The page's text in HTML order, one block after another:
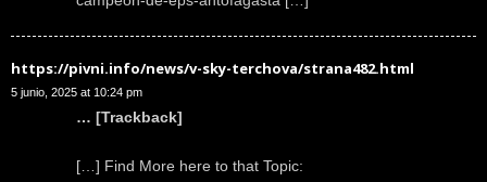
https://pivni.info/news/v-sky-terchova/strana482.html
5 junio, 2025 at 10:24 pm
… [Trackback]
[…] Find More here to that Topic: